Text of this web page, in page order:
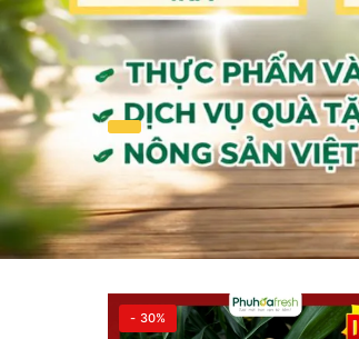
- 30%